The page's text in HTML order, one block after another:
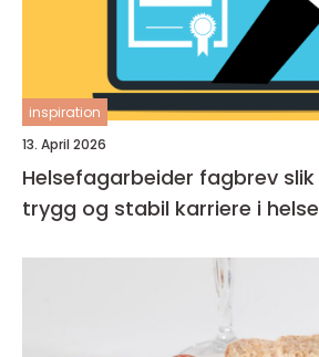
inspiration
13. April 2026
Helsefagarbeider fagbrev slik bygger du en
trygg og stabil karriere i helse